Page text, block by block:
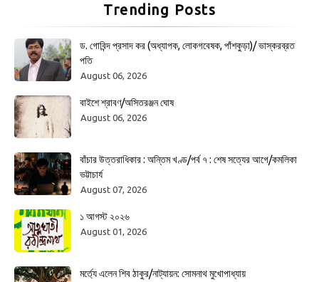
Trending Posts
ড. গোবিন্দ প্রসাদ কর (অধ্যাপক, লোকগবেষক, পাঁশকুড়া)/ ভাস্করব্রত
পতি
August 06, 2026
বাইশে শ্রাবণ/অসিতরঞ্জন ঘোষ
August 06, 2026
বাঁচার উত্তরাধিকার : অন্তিম খণ্ড/পর্ব ৭ : শেষ সত্যের আগে/কমলিকা
ভট্টাচার্য
August 07, 2026
১ আগস্ট ২০২৬
August 01, 2026
মর্ত্যে এলেন শিব ঠাকুর/নাট্যায়ন: সোমনাথ মুখোপাধ্যায়